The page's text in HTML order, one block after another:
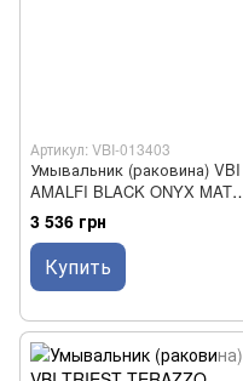
Артикул: VBI-013403
Умывальник (раковина) VBI
AMALFI BLACK ONYX MATT
накладной
3 536 грн
Купить